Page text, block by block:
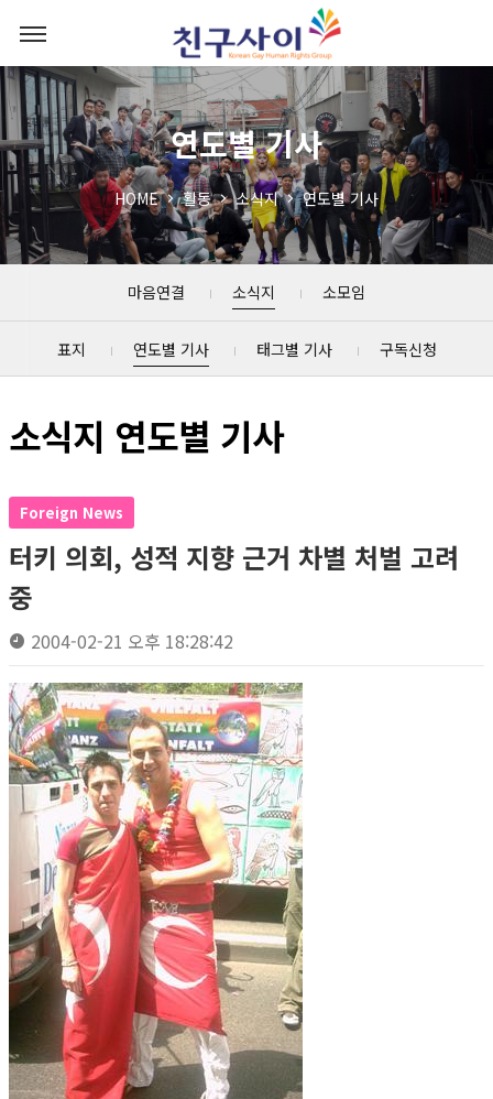
연도별 기사
HOME 활동 소식지 연도별 기사
마음연결 소식지 소모임
표지 연도별 기사 태그별 기사 구독신청
소식지 연도별 기사
Foreign News
터키 의회, 성적 지향 근거 차별 처벌 고려
중
2004-02-21 오후 18:28:42